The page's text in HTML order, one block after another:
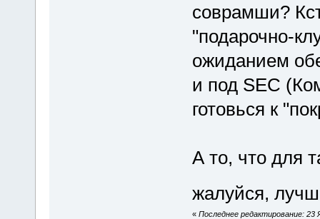
соврамши?
"подарочно-
ожиданием
и под SEC
готовься к
А то, что для
жалуйся,
« Последнее редактирование: 23